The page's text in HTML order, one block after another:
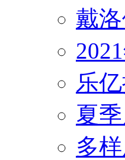
戴
乐
夏
多